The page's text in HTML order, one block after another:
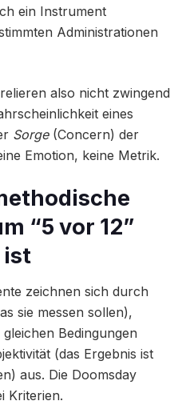
ein Instrument
Administrationen
also nicht zwingend
eines
Sorge(Concern) der
Emotion, keine Metrik.
“5 vor 12”
ist
zeichnen sich durch
sie messen sollen),
Bedingungen
(das Ergebnis ist
aus. Die Doomsday
Kriterien.